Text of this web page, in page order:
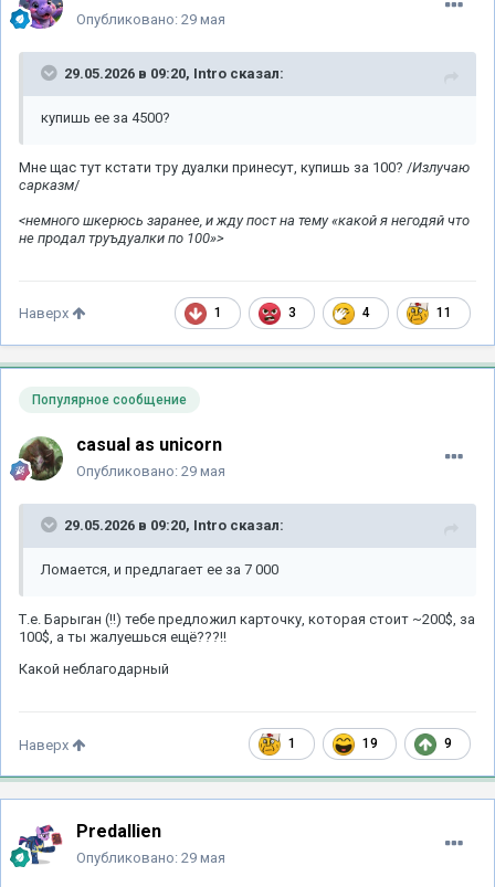
Опубликовано: 29 мая
29.05.2026 в 09:20, Intro сказал:
купишь ее за 4500?
Мне щас тут кстати тру дуалки принесут, купишь за 100? /Излучаю
сарказм/
<немного шкерюсь заранее, и жду пост на тему «какой я негодяй что
не продал труъдуалки по 100»>
1 3 4 11
Наверх
Популярное сообщение
casual as unicorn
Опубликовано: 29 мая
29.05.2026 в 09:20, Intro сказал:
Ломается, и предлагает ее за 7 000
Т.е. Барыган (!!) тебе предложил карточку, которая стоит ~200$, за
100$, а ты жалуешься ещё???!!
Какой неблагодарный
1 19 9
Наверх
Predallien
Опубликовано: 29 мая